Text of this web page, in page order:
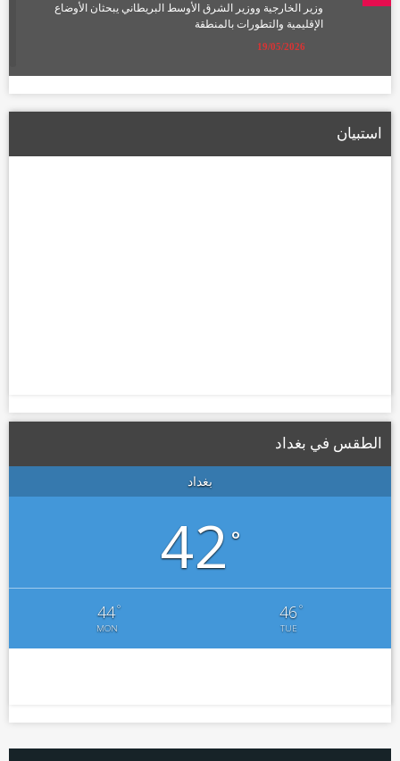
وزير الخارجية ووزير الشرق الأوسط البريطاني يبحثان الأوضاع
الإقليمية والتطورات بالمنطقة
19/05/2026
الطريق الحلقي الرابع
استبيان
الطقس في بغداد
بغداد
42°
44°
MON
46°
TUE